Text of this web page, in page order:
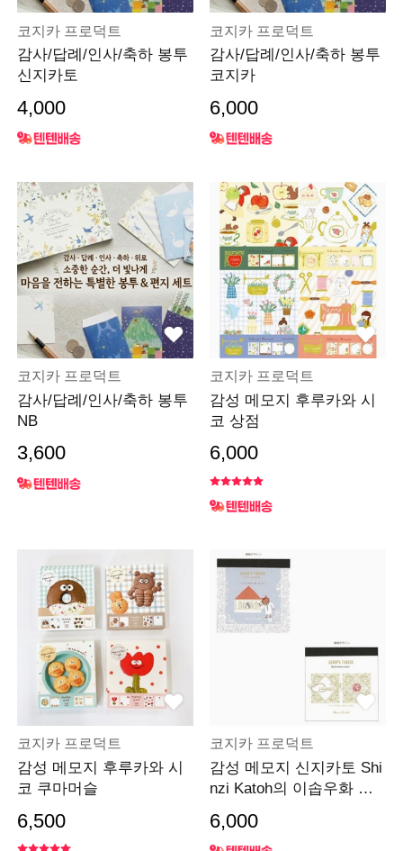
코지카 프로덕트
감사/답례/인사/축하 봉투
신지카토
4,000
코지카 프로덕트
감사/답례/인사/축하 봉투
코지카
6,000
코지카 프로덕트
감사/답례/인사/축하 봉투
NB
3,600
코지카 프로덕트
감성 메모지 후루카와 시
코 상점
6,000
코지카 프로덕트
감성 메모지 후루카와 시
코 쿠마머슬
6,500
코지카 프로덕트
감성 메모지 신지카토 Shi
nzi Katoh의 이솝우화 시
6,000